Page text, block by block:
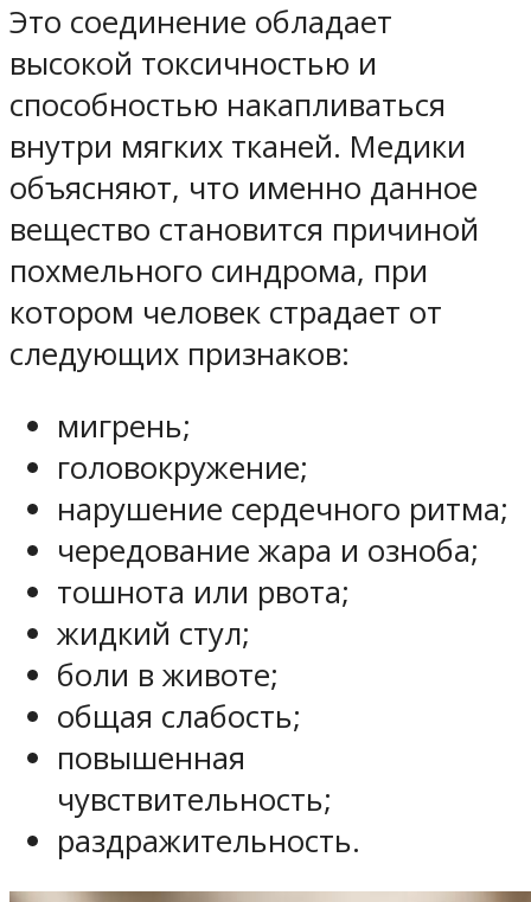
Это соединение обладает
высокой токсичностью и
способностью накапливаться
внутри мягких тканей. Медики
объясняют, что именно данное
вещество становится причиной
похмельного синдрома, при
котором человек страдает от
следующих признаков:
мигрень;
головокружение;
нарушение сердечного ритма;
чередование жара и озноба;
тошнота или рвота;
жидкий стул;
боли в животе;
общая слабость;
повышенная
чувствительность;
раздражительность.